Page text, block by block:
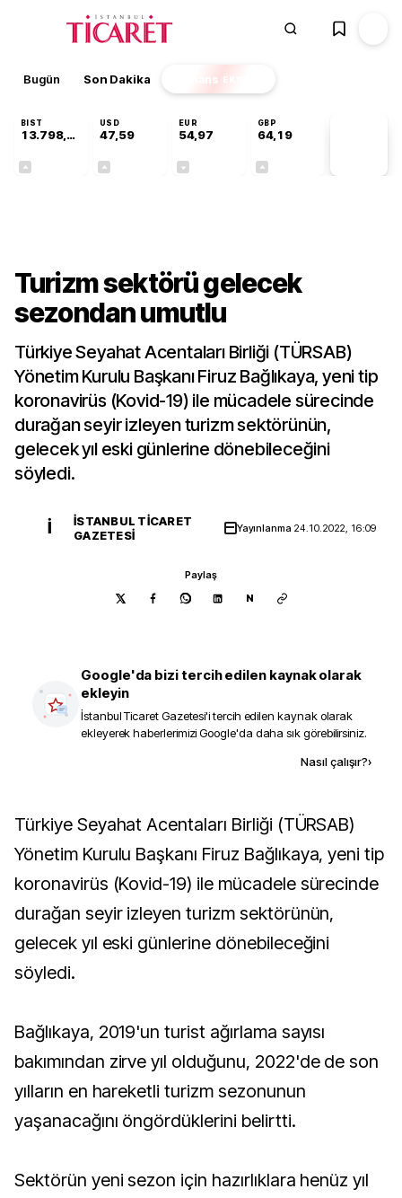
Bugün Son Dakika Finans EKSTRA
BIST
13.798,82
USD
47,59
EUR
54,97
GBP
64,19
Turizm sektörü gelecek
sezondan umutlu
Türkiye Seyahat Acentaları Birliği (TÜRSAB)
Yönetim Kurulu Başkanı Firuz Bağlıkaya, yeni tip
koronavirüs (Kovid-19) ile mücadele sürecinde
durağan seyir izleyen turizm sektörünün,
gelecek yıl eski günlerine dönebileceğini
söyledi.
İ
İSTANBUL TICARET
GAZETESI
Yayınlanma 24.10.2022, 16:09
Paylaş
N
Google'da bizi tercih edilen kaynak olarak
ekleyin
İstanbul Ticaret Gazetesi'i tercih edilen kaynak olarak
ekleyerek haberlerimizi Google'da daha sık görebilirsiniz.
Nasıl çalışır?›
Türkiye Seyahat Acentaları Birliği (TÜRSAB)
Yönetim Kurulu Başkanı Firuz Bağlıkaya, yeni tip
koronavirüs (Kovid-19) ile mücadele sürecinde
durağan seyir izleyen turizm sektörünün,
gelecek yıl eski günlerine dönebileceğini
söyledi.
Bağlıkaya, 2019'un turist ağırlama sayısı
bakımından zirve yıl olduğunu, 2022'de de son
yılların en hareketli turizm sezonunun
yaşanacağını öngördüklerini belirtti.
Sektörün yeni sezon için hazırlıklara henüz yıl